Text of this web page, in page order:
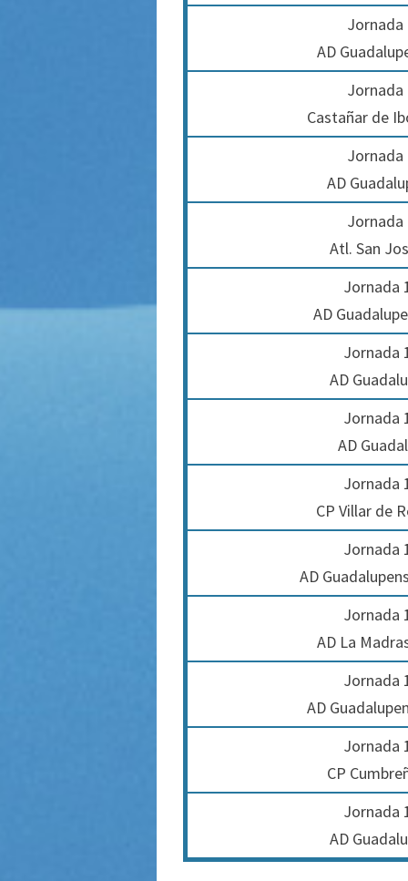
Jornada
AD
Jornada
Castañar de
Jornada
AD
Jornada
Atl. San
Jornada
AD
Jornada
AD
Jornada
AD
Jornada
CP Villar de
Jornada
AD
Jornada
AD La
Jornada
AD
Jornada
CP
Jornada
AD